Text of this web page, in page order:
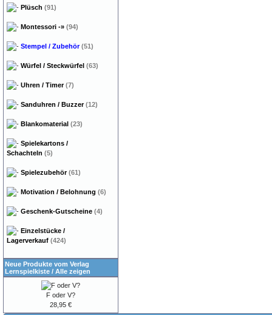
Plüsch (91)
Montessori -» (94)
Stempel / Zubehör (51)
Würfel / Steckwürfel (63)
Uhren / Timer(7)
Sanduhren / Buzzer(12)
Blankomaterial (23)
Spielekartons /
Schachteln (5)
Spielezubehör(61)
Motivation / Belohnung (6)
Geschenk-Gutscheine (4)
Einzelstücke /
Lagerverkauf (424)
Neue Produkte vom Verlag
Lernspielkiste / Alle zeigen
F oder V?
28,95 €